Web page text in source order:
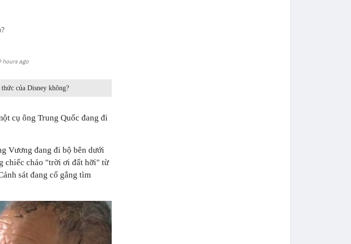
của Disney không?
cụ ông Trung Quốc đang đi
Vương đang đi bộ bên dưới
chiếc chảo "trời ơi đất hỡi" từ
sát đang cố gắng tìm